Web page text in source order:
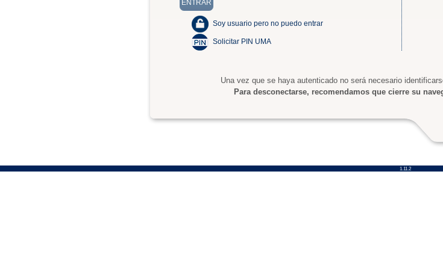
Soy usuario pero no puedo entrar
Solicitar PIN UMA
Una vez que se haya autenticado no será necesario
Para desconectarse, recomendamos que cierre su
1.11.2